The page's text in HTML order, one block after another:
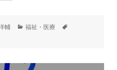
輔
カ
ー
福祉・医療